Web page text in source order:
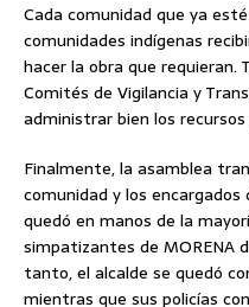
Cada comunidad que ya
comunidades indígenas
hacer la obra que
Comités de Vigilancia y
administrar bien los
Finalmente, la asamblea
comunidad y los
quedó en manos de la
simpatizantes de MORENA
tanto, el alcalde se quedó
mientras que sus policías